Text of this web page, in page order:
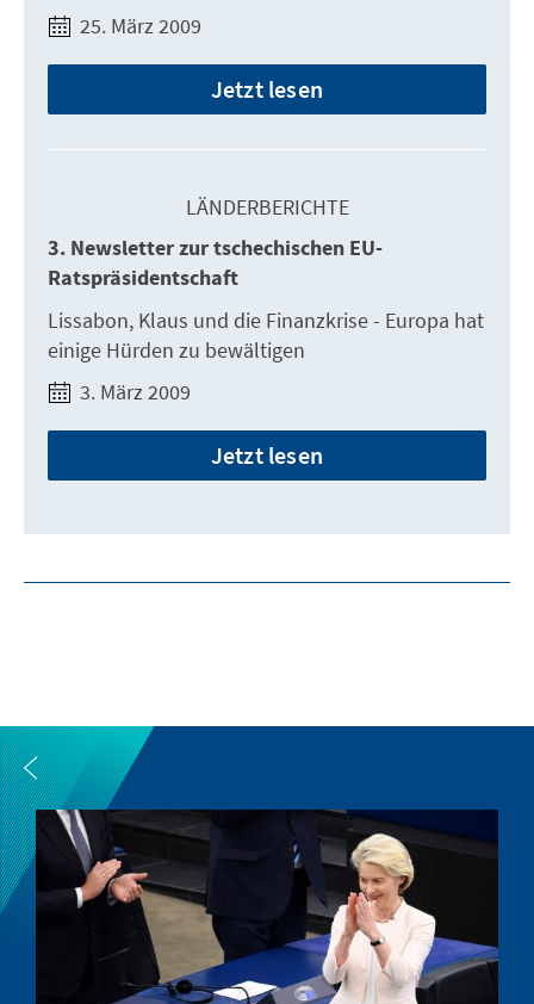
25. März 2009
Jetzt lesen
LÄNDERBERICHTE
3. Newsletter zur tschechischen EU-
Ratspräsidentschaft
Lissabon, Klaus und die Finanzkrise - Europa hat
einige Hürden zu bewältigen
3. März 2009
Jetzt lesen